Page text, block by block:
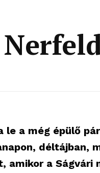
le a még épülő
déltájban,
amikor a Ságvári